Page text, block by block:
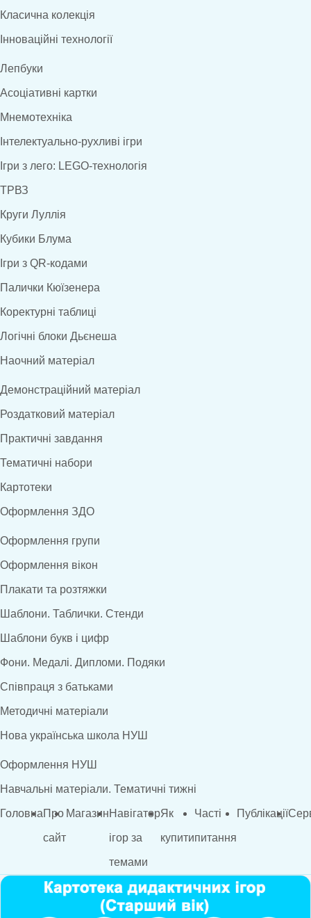
Класична колекція
Інноваційні технології
Лепбуки
Асоціативні картки
Мнемотехніка
Інтелектуально-рухливі ігри
Ігри з лего: LEGO-технологія
ТРВЗ
Круги Луллія
Кубики Блума
Ігри з QR-кодами
Палички Кюїзенера
Коректурні таблиці
Логічні блоки Дьєнеша
Наочний матеріал
Демонстраційний матеріал
Роздатковий матеріал
Практичні завдання
Тематичні набори
Картотеки
Оформлення ЗДО
Оформлення групи
Оформлення вікон
Плакати та розтяжки
Шаблони. Таблички. Стенди
Шаблони букв і цифр
Фони. Медалі. Дипломи. Подяки
Співпраця з батьками
Методичні матеріали
Нова українська школа НУШ
Оформлення НУШ
Навчальні матеріали. Тематичні тижні
ГоловнаПро
сайт
МагазинНавігатор
ігор за
темами
Як
купити
Часті
питання
Публікації